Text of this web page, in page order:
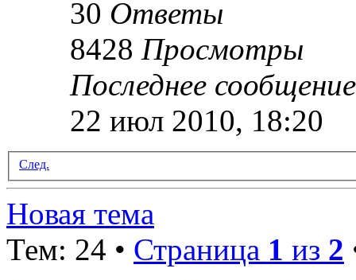
30 Ответы
8428 Просмотры
Последнее
22 июл 2010, 18:20
След.
Новая тема
Тем: 24 • Страница 1 из 2